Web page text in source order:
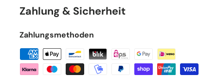
Zahlung & Sicherheit
Zahlungsmethoden